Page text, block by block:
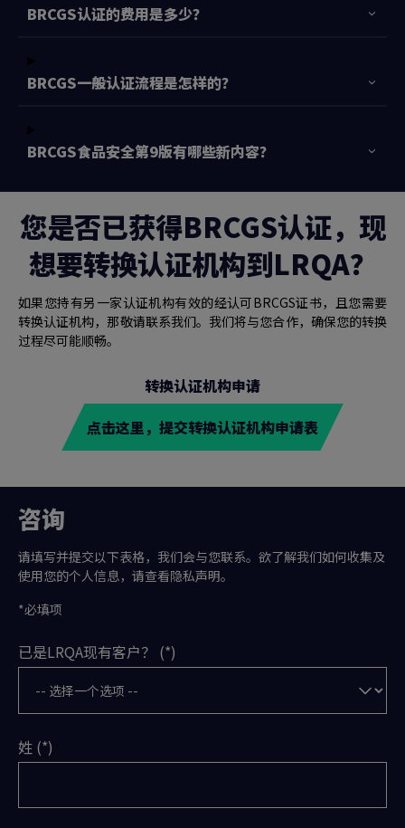
BRCGS认证的费用是多少？
BRCGS一般认证流程是怎样的？
BRCGS食品安全第9版有哪些新内容？
您是否已获得BRCGS认证，现
想要转换认证机构到LRQA？
如果您持有另一家认证机构有效的经认可BRCGS证书，且您需要
转换认证机构，那敬请联系我们。我们将与您合作，确保您的转换
过程尽可能顺畅。
转换认证机构申请
点击这里，提交转换认证机构申请表
咨询
请填写并提交以下表格，我们会与您联系。欲了解我们如何收集及
使用您的个人信息，请查看隐私声明。
*必填项
已是LRQA现有客户？
姓